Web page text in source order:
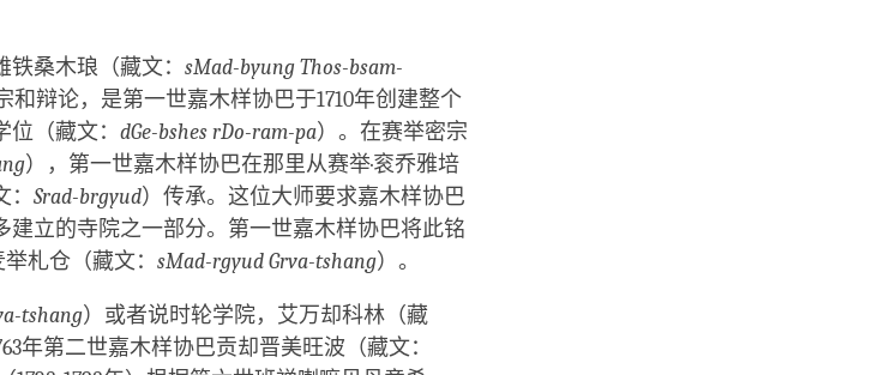
桑木琅（藏文： sMad-byung Thos-bsam-
和辩论，是第一世嘉木样协巴于1710年创建整个
（藏文： dGe-bshes rDo-ram-pa）。在赛举密宗
），第一世嘉木样协巴在那里从赛举·衮乔雅培
Srad-brgyud）传承。这位大师要求嘉木样协巴
建立的寺院之一部分。第一世嘉木样协巴将此铭
札仓（藏文： sMad-rgyud Grva-tshang）。
tshang）或者说时轮学院，艾万却科林（藏
年第二世嘉木样协巴贡却晋美旺波（藏文：